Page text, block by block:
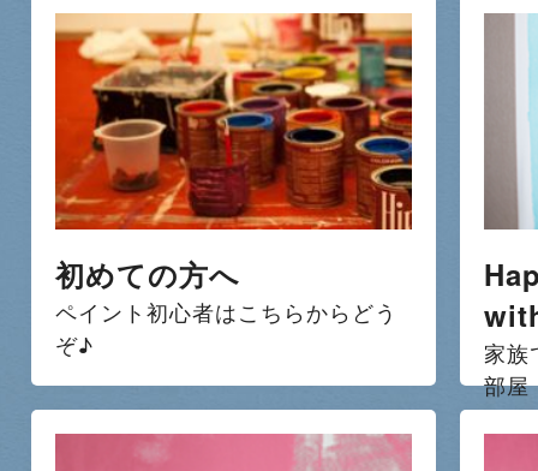
初めての方へ
ペイント初心者はこちらからどう
ぞ♪
家族
部屋